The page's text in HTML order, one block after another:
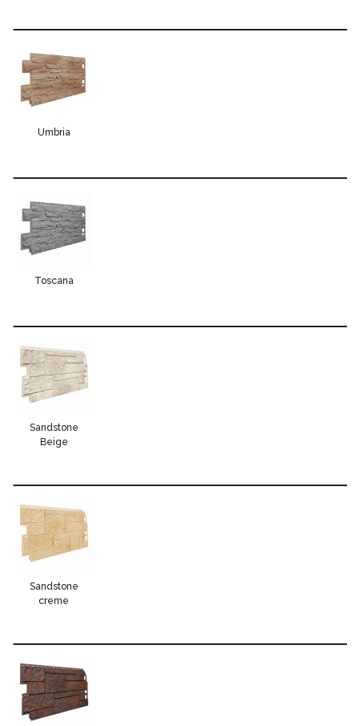
Umbria
Toscana
Sandstone
Beige
Sandstone
creme